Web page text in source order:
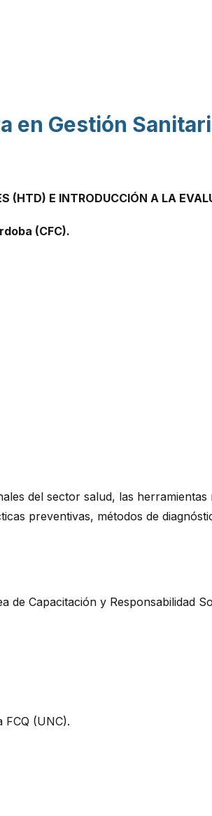
Gestión
(HTD) E INTRODUCCIÓN A LA
(CFC).
del sector salud, las
preventivas, métodos de
Capacitación y Responsabilidad
de